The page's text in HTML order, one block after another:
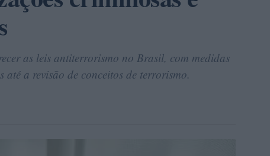
as leis antiterrorismo no Brasil, com medidas
a revisão de conceitos de terrorismo.